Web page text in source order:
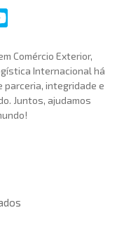
Comércio Exterior,
Internacional há
parceria, integridade e
Juntos, ajudamos